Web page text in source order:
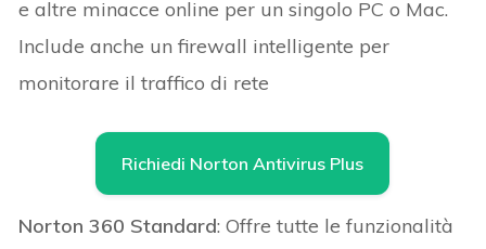
e altre minacce online per un singolo PC o Mac.
Include anche un firewall intelligente per
monitorare il traffico di rete
Richiedi Norton Antivirus Plus
Norton 360 Standard: Offre tutte le funzionalità